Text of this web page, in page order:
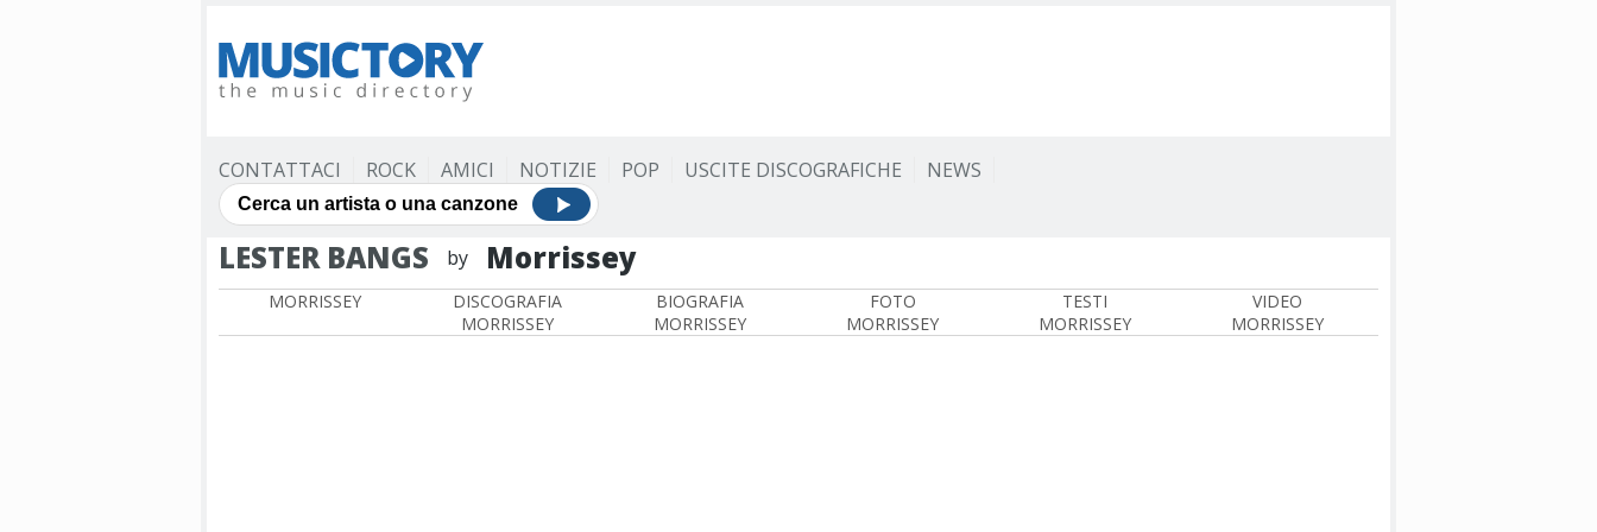
CONTATTACI ROCK AMICI NOTIZIE POP USCITE DISCOGRAFICHE NEWS
LESTER BANGS by Morrissey
MORRISSEY
DISCOGRAFIA
MORRISSEY
BIOGRAFIA
MORRISSEY
FOTO
MORRISSEY
TESTI
MORRISSEY
VIDEO
MORRISSEY